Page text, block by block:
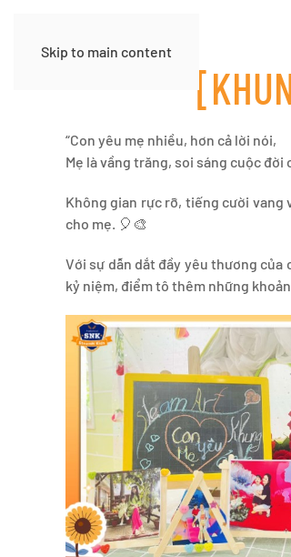
Skip to main content
“Con yêu mẹ nhiều, hơn cả lời nói,
Mẹ là vầng trăng, soi sáng cuộc đời
Không gian rực rỡ, tiếng cười vang
cho mẹ. 🎈🎨
Với sự dẫn dắt đầy yêu thương của
kỷ niệm, điểm tô thêm những